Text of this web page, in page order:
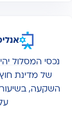
נכסי המסלול
של מדינת
על 120%